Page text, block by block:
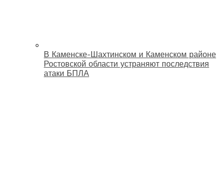
В Каменске-Шахтинском и Каменском районе
Ростовской области устраняют последствия
атаки БПЛА